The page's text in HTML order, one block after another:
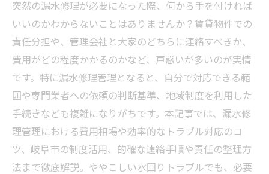
突然の漏水修理が必要になった際、何から手を付ければ
いいのかわからないことはありませんか？賃貸物件での
責任分担や、管理会社と大家のどちらに連絡すべきか、
費用がどの程度かかるのかなど、戸惑いが多いのが実情
です。特に漏水修理管理となると、自分で対応できる範
囲や専門業者への依頼の判断基準、地域制度を利用した
手続きなども複雑になりがちです。本記事では、漏水修
理管理における費用相場や効率的なトラブル対応のコ
ツ、岐阜市の制度活用、的確な連絡手順や責任の整理方
法まで徹底解説。ややこしい水回りトラブルでも、必要